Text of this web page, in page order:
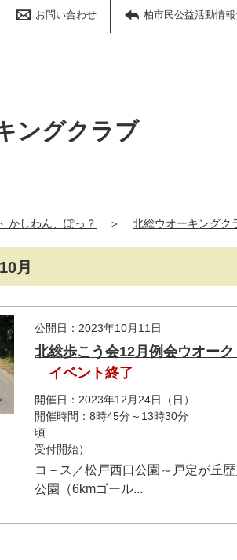
お問い合わせ 柏市民公益活動情
ングクラブ
かしわん、ぽっ？ ＞ 北総ウオーキングク
月
公開日：2023年10月11日
北総歩こう会12月例会ウオー
イベント終了
開催日：2023年12月24日（日）
開催時間：8時45分～13時30分
頃 9時迄
受付開始）
コ－ス／松戸西口公園～戸定が丘
公園（6kmゴール...